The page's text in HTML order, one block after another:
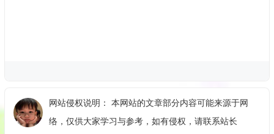
网站侵权说明： 本网站的文章部分内容可能来源于网
络，仅供大家学习与参考，如有侵权，请联系站长